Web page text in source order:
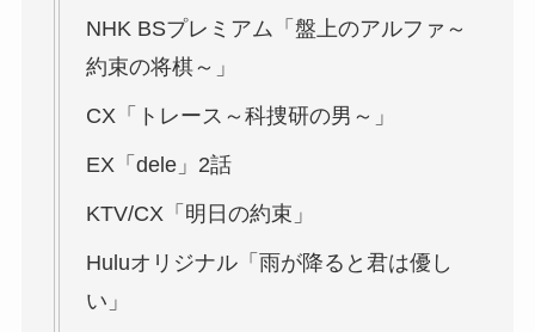
NHK BSプレミアム「盤上のアルファ～
約束の将棋～」
CX「トレース～科捜研の男～」
EX「dele」2話
KTV/CX「明日の約束」
Huluオリジナル「雨が降ると君は優し
い」